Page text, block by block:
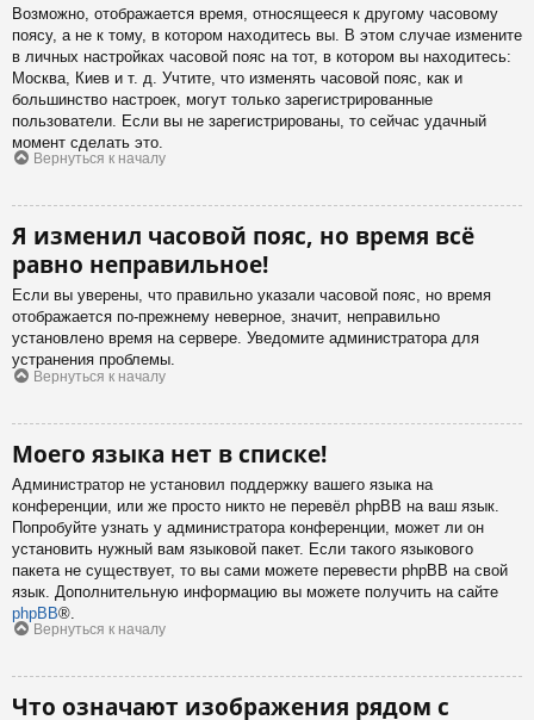
Возможно, отображается время, относящееся к другому часовому
поясу, а не к тому, в котором находитесь вы. В этом случае измените
в личных настройках часовой пояс на тот, в котором вы находитесь:
Москва, Киев и т. д. Учтите, что изменять часовой пояс, как и
большинство настроек, могут только зарегистрированные
пользователи. Если вы не зарегистрированы, то сейчас удачный
момент сделать это.
Вернуться к началу
Я изменил часовой пояс, но время всё
равно неправильное!
Если вы уверены, что правильно указали часовой пояс, но время
отображается по-прежнему неверное, значит, неправильно
установлено время на сервере. Уведомите администратора для
устранения проблемы.
Вернуться к началу
Моего языка нет в списке!
Администратор не установил поддержку вашего языка на
конференции, или же просто никто не перевёл phpBB на ваш язык.
Попробуйте узнать у администратора конференции, может ли он
установить нужный вам языковой пакет. Если такого языкового
пакета не существует, то вы сами можете перевести phpBB на свой
язык. Дополнительную информацию вы можете получить на сайте
phpBB®.
Вернуться к началу
Что означают изображения рядом с